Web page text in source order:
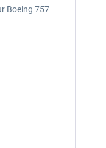
Boeing 757